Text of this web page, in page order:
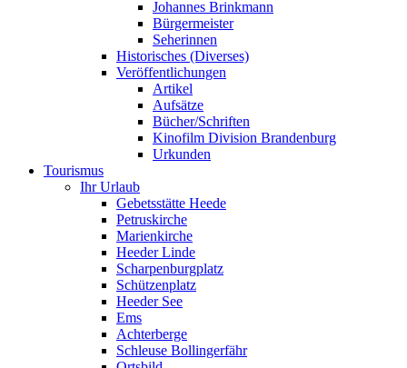
Johannes Brinkmann
Bürgermeister
Seherinnen
Historisches (Diverses)
Veröffentlichungen
Artikel
Aufsätze
Bücher/Schriften
Kinofilm Division Brandenburg
Urkunden
Tourismus
Ihr Urlaub
Gebetsstätte Heede
Petruskirche
Marienkirche
Heeder Linde
Scharpenburgplatz
Schützenplatz
Heeder See
Ems
Achterberge
Schleuse Bollingerfähr